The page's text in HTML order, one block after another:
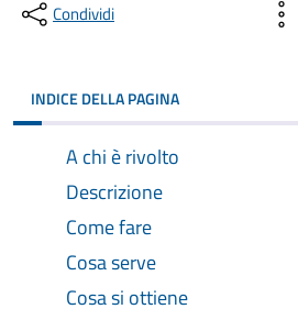
Condividi
INDICE DELLA PAGINA
A chi è rivolto
Descrizione
Come fare
Cosa serve
Cosa si ottiene